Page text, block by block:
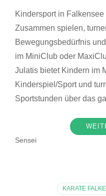
Kindersport in
Zusammen spielen,
Bewegungsbedürfnis
im MiniClub oder
Julatis bietet Kindern im
Kinderspiel/Sport und
Sportstunden über das
Sensei
KARATE